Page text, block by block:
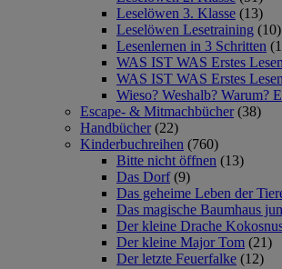
Leselöwen 3. Klasse (13)
Leselöwen Lesetraining (10)
Lesenlernen in 3 Schritten
WAS IST WAS Erstes Lesen
WAS IST WAS Erstes
Wieso? Weshalb? Warum?
Escape- & Mitmachbücher (38)
Handbücher (22)
Kinderbuchreihen (760)
Bitte nicht öffnen (13)
Das Dorf (9)
Das geheime Leben der
Das magische Baumhaus
Der kleine Drache
Der kleine Major Tom (21)
Der letzte Feuerfalke (12)